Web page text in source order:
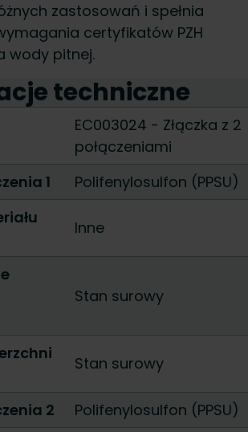
zastosowań i spełnia
certyfikatów PZH
wody pitnej.
techniczne
EC003024 - Złączka z 2
połączeniami
1
Polifenylosulfon (PPSU)
Inne
Stan surowy
Stan surowy
2 Polifenylosulfon (PPSU)